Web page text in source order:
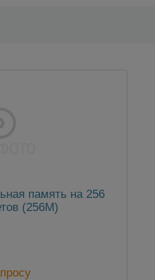
память на 256
(256M)